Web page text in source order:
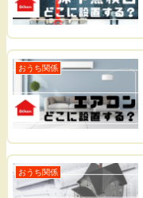
おうち関係
おうち関係